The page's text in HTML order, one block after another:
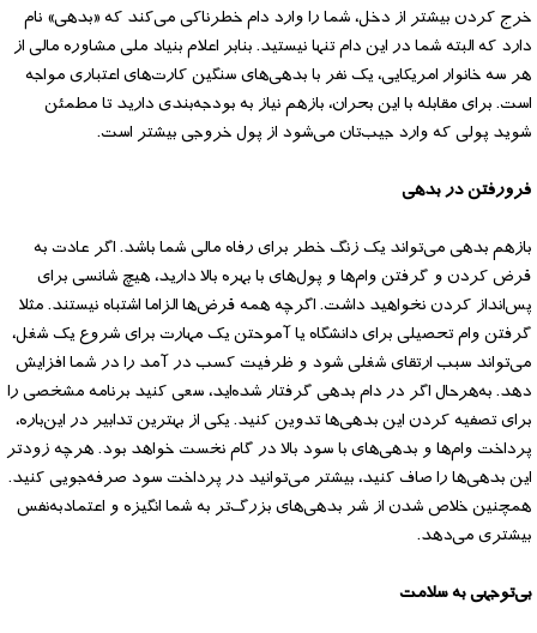
خرج کردن بیشتر از دخل، شما را وارد دام خطرناکی می‌کند که «بدهی» نام
دارد که البته شما در این دام تنها نیستید. بنابر اعلام بنیاد ملی مشاوره مالی از
هر سه خانوار امریکایی، یک نفر با بدهی‌های سنگین کارت‌های اعتباری مواجه
است. برای مقابله با این بحران، بازهم نیاز به بودجه‌بندی دارید تا مطمئن
شوید پولی که وارد جیب‌تان می‌شود از پول خروجی بیشتر است.
فرورفتن در بدهی
بازهم بدهی می‌تواند یک زنگ خطر برای رفاه مالی شما باشد. اگر عادت به
قرض کردن و گرفتن وام‌ها و پول‌های با بهره بالا دارید، هیچ شانسی برای
پس‌انداز کردن نخواهید داشت. اگرچه همه قرض‌ها الزاما اشتباه نیستند. مثلا
گرفتن وام تحصیلی برای دانشگاه یا آموحتن یک مهارت برای شروع یک شغل،
می‌تواند سبب ارتقای شغلی شود و ظرفیت کسب در آمد را در شما افزایش
دهد. به‌هرحال اگر در دام بدهی گرفتار شده‌اید، سعی کنید برنامه مشخصی را
برای تصفیه کردن این بدهی‌ها تدوین کنید. یکی از بهترین تدابیر در این‌باره،
پرداخت وام‌ها و بدهی‌های با سود بالا در گام نخست خواهد بود. هرچه زودتر
این بدهی‌ها را صاف کنید، بیشتر می‌توانید در پرداخت سود صرفه‌جویی کنید.
همچنین خلاص شدن از شر بدهی‌های بزرگ‌تر به شما انگیزه و اعتمادبه‌نفس
بیشتری می‌دهد.
بی‌توجهی به سلامت